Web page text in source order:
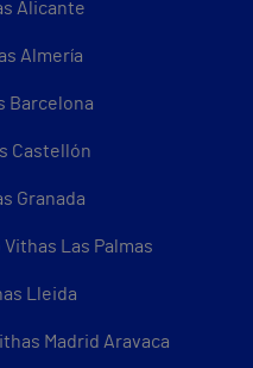
Alicante
Almería
Barcelona
Castellón
Granada
Las Palmas
Lleida
Madrid Aravaca